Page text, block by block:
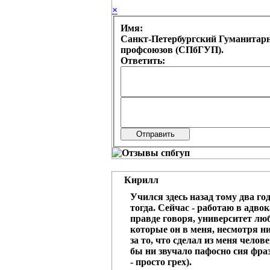
×
Имя:
Санкт-Петербургский
профсоюзов (СПбГУП).
Ответить:
Кирилл
Учился здесь назад тому два
тогда. Сейчас - работаю в
правде говоря, университет
которые он в меня, несмотря
за то, что сделал из меня
бы ни звучало пафосно сия
- просто грех).